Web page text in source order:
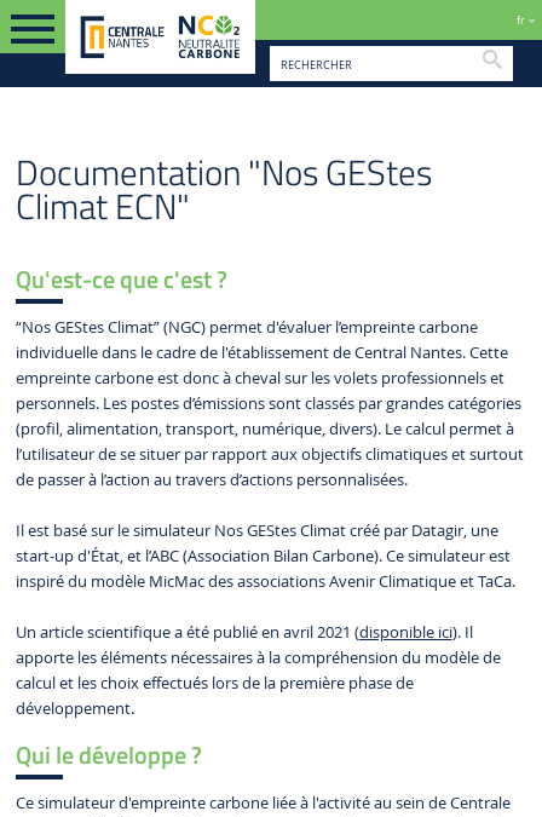
fr
Documentation "Nos GEStes
Climat ECN"
Qu'est-ce que c'est ?
“Nos GEStes Climat” (NGC) permet d'évaluer l’empreinte carbone
individuelle dans le cadre de l'établissement de Central Nantes. Cette
empreinte carbone est donc à cheval sur les volets professionnels et
personnels. Les postes d’émissions sont classés par grandes catégories
(profil, alimentation, transport, numérique, divers). Le calcul permet à
l’utilisateur de se situer par rapport aux objectifs climatiques et surtout
de passer à l’action au travers d’actions personnalisées.
Il est basé sur le simulateur Nos GEStes Climat créé par Datagir, une
start-up d'État, et l’ABC (Association Bilan Carbone). Ce simulateur est
inspiré du modèle MicMac des associations Avenir Climatique et TaCa.
Un article scientifique a été publié en avril 2021 (disponible ici). Il
apporte les éléments nécessaires à la compréhension du modèle de
calcul et les choix effectués lors de la première phase de
développement.
Qui le développe ?
Ce simulateur d'empreinte carbone liée à l'activité au sein de Centrale